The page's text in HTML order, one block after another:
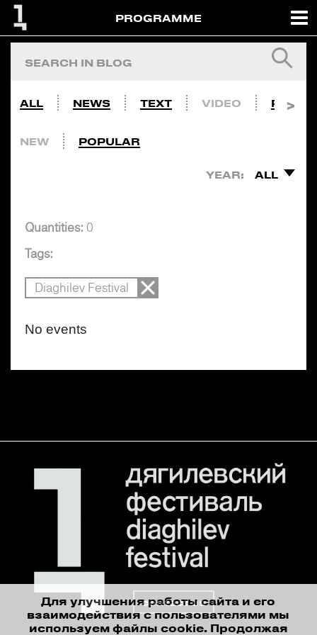
PROGRAMME
ALL NEWS TEXT VIDEO PHOTO
NEW POPULAR
YEAR: ALL
Quantities: 0
Tags:
Diaghilev Festival
No events
contact us
Для улучшения работы сайта и его
взаимодействия с пользователями мы
используем файлы cookie. Продолжая